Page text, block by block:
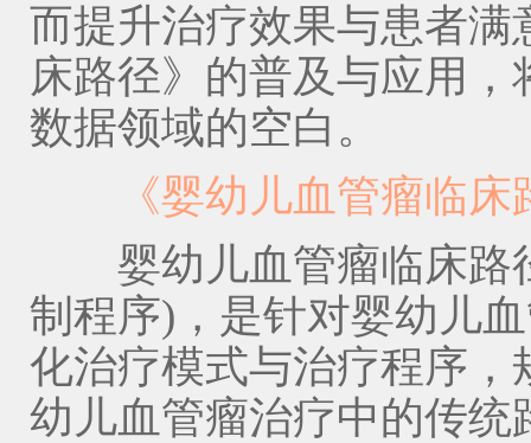
而提升治疗效果与患者
床路径》的普及与应用
数据领域的空白。
《婴幼儿血管瘤临床
婴幼儿血管瘤临床路
制程序)，是针对婴幼儿
化治疗模式与治疗程序
幼儿血管瘤治疗中的传